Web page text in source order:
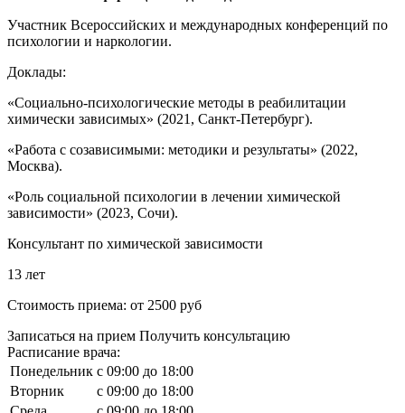
Участник Всероссийских и международных конференций по
психологии и наркологии.
Доклады:
«Социально-психологические методы в реабилитации
химически зависимых» (2021, Санкт-Петербург).
«Работа с созависимыми: методики и результаты» (2022,
Москва).
«Роль социальной психологии в лечении химической
зависимости» (2023, Сочи).
Консультант по химической зависимости
13 лет
Стоимость приема: от 2500 руб
Записаться на прием Получить консультацию
Расписание врача:
Понедельник c 09:00 до 18:00
Вторник
c 09:00 до 18:00